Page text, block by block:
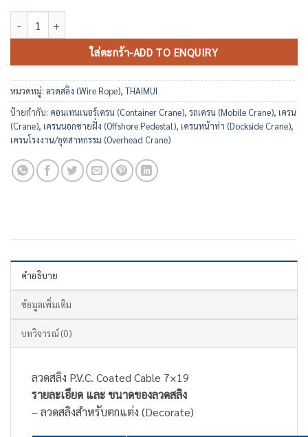
ใส่ตะกร้า-ADD TO ENQUIRY
หมวดหมู่: ลวดสลิง (Wire Rope), THAIMUI
ป้ายกำกับ: คอนเทนเนอร์เครน (Container Crane), รถเครน (Mobile Crane), เครน
(Crane), เครนนอกชายฝั่ง (Offshore Pedestal), เครนหน้าท่า (Dockside Crane),
เครนโรงงาน/อุตสาหกรรม (Overhead Crane)
คำอธิบาย
ข้อมูลเพิ่มเติม
บทวิจารณ์ (0)
ลวดสลิง P.V.C. Coated Cable 7×19
รายละเอียด และ ขนาดของลวดสลิง
– ลวดสลิงสำหรับตกแต่ง (Decorate)